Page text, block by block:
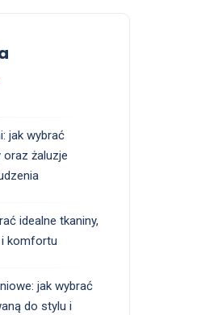
jak wybrać
oraz żaluzje
idealne tkaniny,
i komfortu
jak wybrać
do stylu i